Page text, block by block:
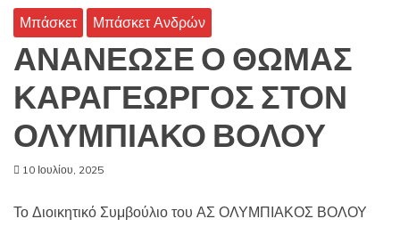
Μπάσκετ Μπάσκετ Ανδρών
ΑΝΑΝΕΩΣΕ Ο ΘΩΜΑΣ
ΚΑΡΑΓΕΩΡΓΟΣ ΣΤΟΝ
ΟΛΥΜΠΙΑΚΟ ΒΟΛΟΥ
10 Ιουλίου, 2025
Το Διοικητικό Συμβούλιο του ΑΣ ΟΛΥΜΠΙΑΚΟΣ ΒΟΛΟΥ